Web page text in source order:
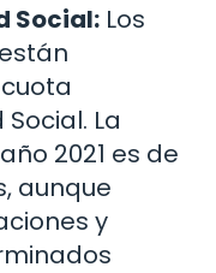
Social: Los
La
2021 es de
aunque
y